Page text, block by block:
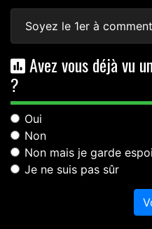
Soyez le 1er à
Avez vous déjà vu
?
Oui
Non
Non mais je garde
Je ne suis pas sûr